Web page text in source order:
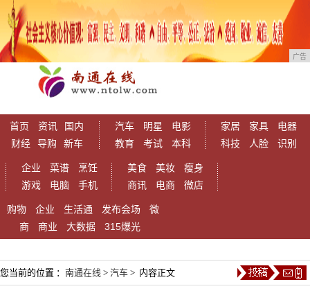
广告
首页 资讯
国内
财经
导购 新车
汽车 明星
电影
教育
考试 本科
家居 家具
电器
科技
人脸 识别
企业 菜谱
烹饪
游戏
电脑 手机
美食 美妆
瘦身
商讯
电商 微店
购物 企业 生活通 发布会场
微
商
商业 大数据 315爆光
您当前的位置 ： 南通在线 > 汽车 > 内容正文